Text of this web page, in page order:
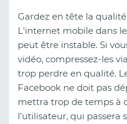
Gardez en tête la
L'internet mobile dans
peut être instable. Si
vidéo, compressez-les
trop perdre en qualité.
Facebook ne doit pas
mettra trop de temps à
l'utilisateur, qui passera